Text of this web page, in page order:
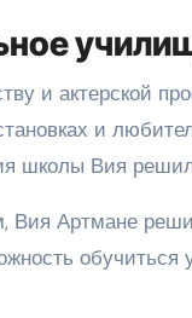
и актерской
и
школы Вия
Вия Артмане
обучиться